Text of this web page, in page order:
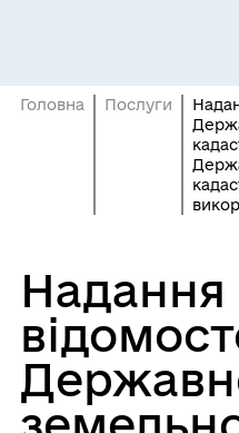
Головна Послуги
Надання